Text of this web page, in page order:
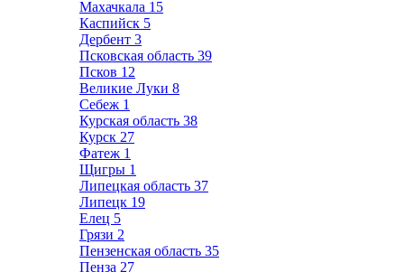
Махачкала 15
Каспийск 5
Дербент 3
Псковская область 39
Псков 12
Великие Луки 8
Себеж 1
Курская область 38
Курск 27
Фатеж 1
Щигры 1
Липецкая область 37
Липецк 19
Елец 5
Грязи 2
Пензенская область 35
Пенза 27